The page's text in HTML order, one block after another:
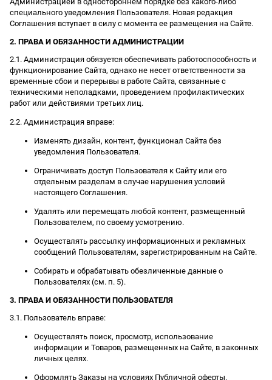
специального уведомления Пользователя. Новая редакция
Соглашения вступает в силу с момента ее размещения на Сайте.
2. ПРАВА И ОБЯЗАННОСТИ АДМИНИСТРАЦИИ
2.1. Администрация обязуется обеспечивать работоспособность и
функционирование Сайта, однако не несет ответственности за
временные сбои и перерывы в работе Сайта, связанные с
техническими неполадками, проведением профилактических
работ или действиями третьих лиц.
2.2. Администрация вправе:
Изменять дизайн, контент, функционал Сайта без
уведомления Пользователя.
Ограничивать доступ Пользователя к Сайту или его
отдельным разделам в случае нарушения условий
настоящего Соглашения.
Удалять или перемещать любой контент, размещенный
Пользователем, по своему усмотрению.
Осуществлять рассылку информационных и рекламных
сообщений Пользователям, зарегистрированным на Сайте.
Собирать и обрабатывать обезличенные данные о
Пользователях (см. п. 5).
3. ПРАВА И ОБЯЗАННОСТИ ПОЛЬЗОВАТЕЛЯ
3.1. Пользователь вправе:
Осуществлять поиск, просмотр, использование
информации и Товаров, размещенных на Сайте, в законных
личных целях.
Оформлять Заказы на условиях Публичной оферты.